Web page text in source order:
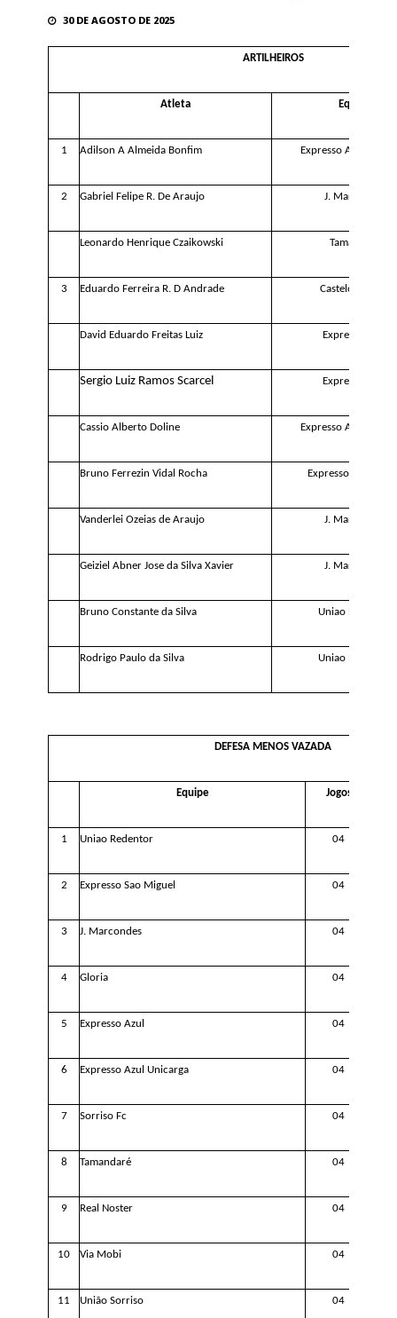
30 DE AGOSTO DE 2025
ARTILHEIROS
Atleta Equipe
1 Adilson A Almeida Bonfim Expresso Azul
2 Gabriel Felipe R. De Araujo J. Marcondes
Leonardo Henrique Czaikowski Tamandare
3 Eduardo Ferreira R. D Andrade Castelo Branco
David Eduardo Freitas Luiz Expresso Azul
Sergio Luiz Ramos Scarcel Expresso Azul
Cassio Alberto Doline Expresso Azul
Bruno Ferrezin Vidal Rocha Expresso Sao
Vanderlei Ozeias de Araujo J. Marcondes
Geiziel Abner Jose da Silva Xavier J. Marcondes
Bruno Constante da Silva Uniao Redentor
Rodrigo Paulo da Silva Uniao Redentor
DEFESA MENOS VAZADA
Equipe Jogos
1 Uniao Redentor 04
2 Expresso Sao Miguel 04
3 J. Marcondes 04
4 Gloria 04
5 Expresso Azul 04
6 Expresso Azul Unicarga 04
7 Sorriso Fc 04
8 Tamandaré 04
9 Real Noster 04
10 Via Mobi 04
11 União Sorriso 04